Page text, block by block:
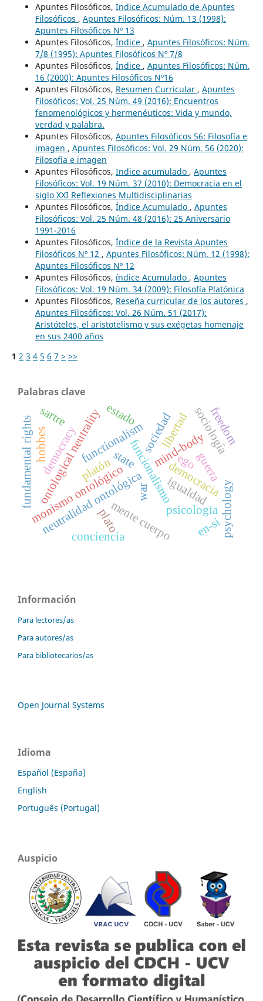
Apuntes Filosóficos, Indice Acumulado de Apuntes
Filosóficos , Apuntes Filosóficos: Núm. 13 (1998):
Apuntes Filosóficos Nº 13
Apuntes Filosóficos, Índice , Apuntes Filosóficos: Núm.
7/8 (1995): Apuntes Filosóficos Nº 7/8
Apuntes Filosóficos, Índice , Apuntes Filosóficos: Núm.
16 (2000): Apuntes Filosóficos Nº16
Apuntes Filosóficos, Resumen Curricular , Apuntes
Filosóficos: Vol. 25 Núm. 49 (2016): Encuentros
fenomenológicos y hermenéuticos: Vida y mundo,
verdad y palabra.
Apuntes Filosóficos, Apuntes Filosóficos 56: Filosofía e
imagen , Apuntes Filosóficos: Vol. 29 Núm. 56 (2020):
Filosofía e imagen
Apuntes Filosóficos, Indice acumulado , Apuntes
Filosóficos: Vol. 19 Núm. 37 (2010): Democracia en el
siglo XXI Reflexiones Multidisciplinarias
Apuntes Filosóficos, Índice Acumulado , Apuntes
Filosóficos: Vol. 25 Núm. 48 (2016): 25 Aniversario
1991-2016
Apuntes Filosóficos, Índice de la Revista Apuntes
Filosóficos Nº 12 , Apuntes Filosóficos: Núm. 12 (1998):
Apuntes Filosóficos Nº 12
Apuntes Filosóficos, índice Acumulado , Apuntes
Filosóficos: Vol. 19 Núm. 34 (2009): Filosofía Platónica
Apuntes Filosóficos, Reseña curricular de los autores ,
Apuntes Filosóficos: Vol. 26 Núm. 51 (2017):
Aristóteles, el aristotelismo y sus exégetas homenaje
en sus 2400 años
1 2 3 4 5 6 7 > >>
Palabras clave
funcionalismo
neutralidad ontológica
mente cuerpo
monismo ontológico
functionalism
ontological neutrality mind-body
democracia
democracy
fundamental rights platón
psicología
plato psychology
sociedad sociología
hobbes
igualdad
guerra
estado
war
state
sartre libertad
en-si
ego
conciencia
freedom
Información
Para lectores/as
Para autores/as
Para bibliotecarios/as
Open Journal Systems
Idioma
Español (España)
English
Português (Portugal)
Auspicio